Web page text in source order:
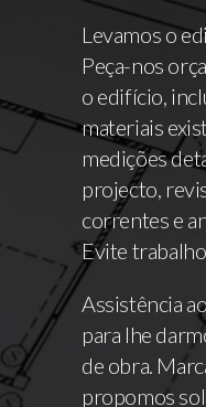
Levamos o
Peça-nos
o edifício,
materiais
medições
projecto,
correntes e
Evite
Assistência
para lhe
de obra.
propomos